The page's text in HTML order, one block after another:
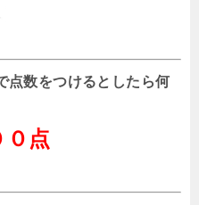
点数をつけるとしたら何
０点